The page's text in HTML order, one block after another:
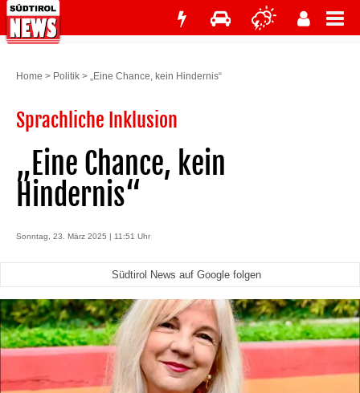
Home > Politik > „Eine Chance, kein Hindernis“
Sprachliche Inklusion
„Eine Chance, kein
Hindernis“
Sonntag, 23. März 2025 | 11:51 Uhr
Südtirol News auf Google folgen